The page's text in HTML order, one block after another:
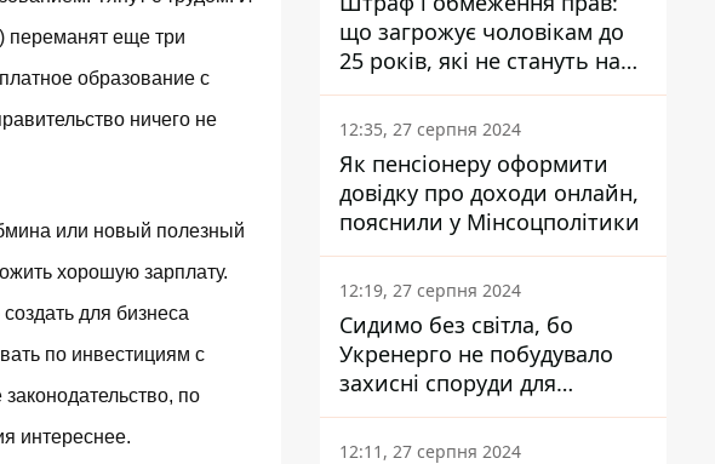
переманят еще три
образование с
ничего не
или новый полезный
хорошую зарплату.
для бизнеса
по инвестициям с
по
интереснее.
що загрожує чоловікам до
25 років, які не стануть на
військовий облік
12:35, 27 серпня 2024
Як пенсіонеру оформити
довідку про доходи онлайн,
пояснили у Мінсоцполітики
12:19, 27 серпня 2024
Сидимо без світла, бо
Укренерго не побудувало
захисні споруди для
енергетики - нардеп
Кучеренко
12:11, 27 серпня 2024